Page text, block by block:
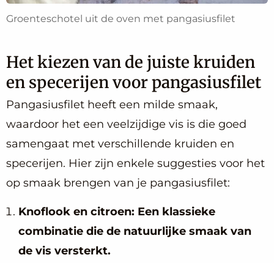
Groenteschotel uit de oven met pangasiusfilet
Het kiezen van de juiste kruiden
en specerijen voor pangasiusfilet
Pangasiusfilet heeft een milde smaak,
waardoor het een veelzijdige vis is die goed
samengaat met verschillende kruiden en
specerijen. Hier zijn enkele suggesties voor het
op smaak brengen van je pangasiusfilet:
Knoflook en citroen: Een klassieke
combinatie die de natuurlijke smaak van
de vis versterkt.